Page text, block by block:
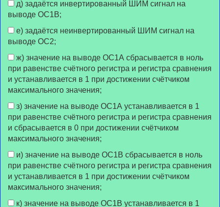
выводе OC1В;
выводе OC2;
при равенстве счётного регистра и регистра сравнения
и устанавливается в 1 при достижении счётчиком
максимального значения;
при равенстве счётного регистра и регистра сравнения
и сбрасывается в 0 при достижении счётчиком
максимального значения;
при равенстве счётного регистра и регистра сравнения
и устанавливается в 1 при достижении счётчиком
максимального значения;